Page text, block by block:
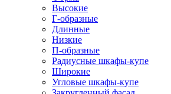
Высокие
Г-образные
Длинные
Низкие
П-образные
Радиусные шкафы-купе
Широкие
Угловые шкафы-купе